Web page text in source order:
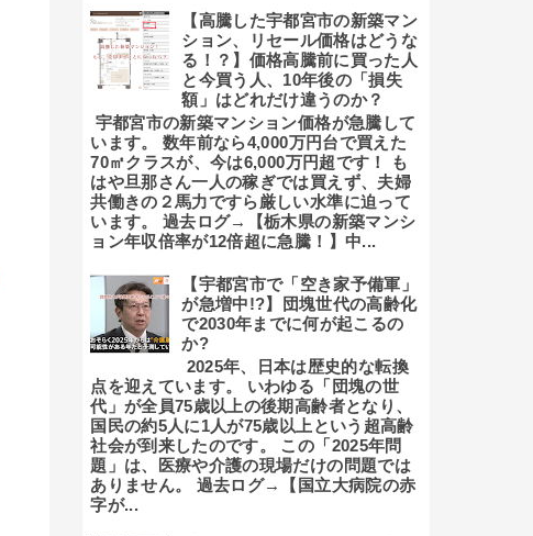
【高騰した宇都宮市の新築マン
ション、リセール価格はどうな
る！？】価格高騰前に買った人
と今買う人、10年後の「損失
額」はどれだけ違うのか？
宇都宮市の新築マンション価格が急騰して
います。 数年前なら4,000万円台で買えた
70㎡クラスが、今は6,000万円超です！ も
はや旦那さん一人の稼ぎでは買えず、夫婦
共働きの２馬力ですら厳しい水準に迫って
います。 過去ログ→【栃木県の新築マンシ
ョン年収倍率が12倍超に急騰！】中...
【宇都宮市で「空き家予備軍」
が急増中!?】団塊世代の高齢化
で2030年までに何が起こるの
か?
2025年、日本は歴史的な転換
点を迎えています。 いわゆる「団塊の世
代」が全員75歳以上の後期高齢者となり、
国民の約5人に1人が75歳以上という超高齢
社会が到来したのです。 この「2025年問
題」は、医療や介護の現場だけの問題では
ありません。 過去ログ→【国立大病院の赤
字が...